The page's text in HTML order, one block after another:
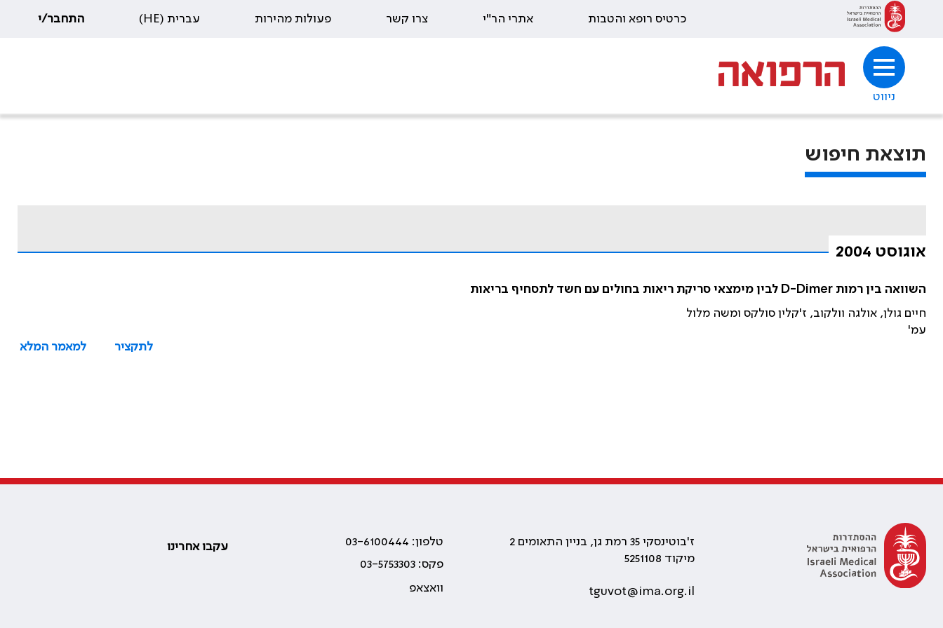
כרטיס רופא והטבות אתרי הר"י צרו קשר פעולות מהירות עברית (HE) התחבר/י
ניווט
תוצאת חיפוש
אוגוסט 2004
השוואה בין רמות D-Dimer לבין מימצאי סריקת ריאות בחולים עם חשד לתסחיף בריאות
חיים גולן, אולגה וולקוב, ז'קלין סולקס ומשה מלול
עמ'
לתקציר
למאמר המלא
ז'בוטינסקי 35 רמת גן, בניין התאומים 2
מיקוד 5251108
tguvot@ima.org.il
טלפון: 03-6100444
פקס: 03-5753303
וואצאפ
עקבו אחרינו